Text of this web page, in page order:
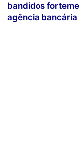
bandidos
agência bancária